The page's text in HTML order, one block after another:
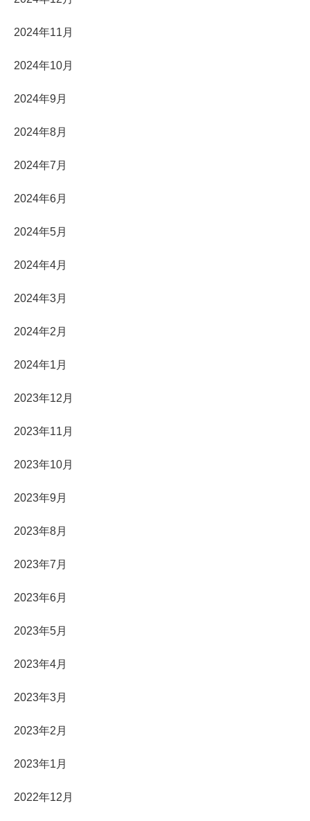
2024年11月
2024年10月
2024年9月
2024年8月
2024年7月
2024年6月
2024年5月
2024年4月
2024年3月
2024年2月
2024年1月
2023年12月
2023年11月
2023年10月
2023年9月
2023年8月
2023年7月
2023年6月
2023年5月
2023年4月
2023年3月
2023年2月
2023年1月
2022年12月